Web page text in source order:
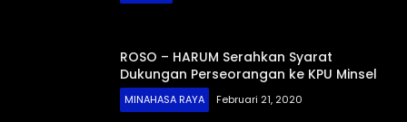
ROSO – HARUM Serahkan Syarat
Dukungan Perseorangan ke KPU Minsel
MINAHASA RAYA Februari 21, 2020